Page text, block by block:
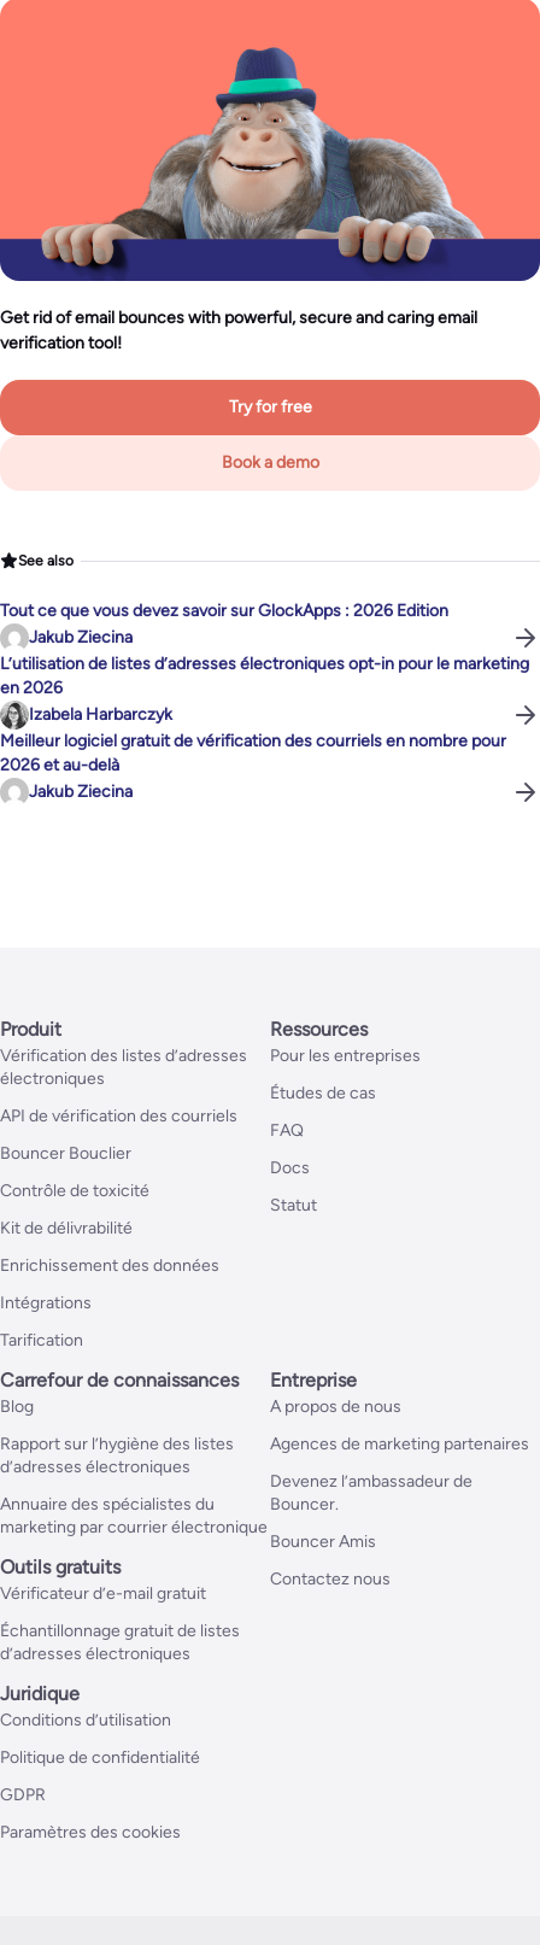
Get rid of email bounces with powerful, secure and caring email
verification tool!
Try for free
Book a demo
See also
Tout ce que vous devez savoir sur GlockApps : 2026 Edition
Jakub Ziecina
L’utilisation de listes d’adresses électroniques opt-in pour le marketing
en 2026
Izabela Harbarczyk
Meilleur logiciel gratuit de vérification des courriels en nombre pour
2026 et au-delà
Jakub Ziecina
Produit
Vérification des listes d’adresses
électroniques
API de vérification des courriels
Bouncer Bouclier
Contrôle de toxicité
Kit de délivrabilité
Enrichissement des données
Intégrations
Tarification
Ressources
Pour les entreprises
Études de cas
FAQ
Docs
Statut
Carrefour de connaissances
Blog
Rapport sur l’hygiène des listes
d’adresses électroniques
Annuaire des spécialistes du
marketing par courrier électronique
Outils gratuits
Vérificateur d’e-mail gratuit
Échantillonnage gratuit de listes
d’adresses électroniques
Entreprise
A propos de nous
Agences de marketing partenaires
Devenez l’ambassadeur de
Bouncer.
Bouncer Amis
Contactez nous
Juridique
Conditions d’utilisation
Politique de confidentialité
GDPR
Paramètres des cookies